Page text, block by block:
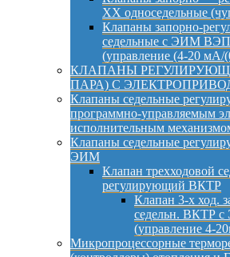
ХХ односедельные
Клапаны запорно-
седельные с ЭИМ ВЭП
(управление (4-20 мА/
КЛАПАНЫ
ПАРА) С
Клапаны седельные
программно-управляемым
исполнительным
Клапаны седельные
ЭИМ
Клапан трехходовой
регулирующий ВКТР
Клапан 3-х ход.
седельн. ВКТР
(управление 4-
Микропроцессорные